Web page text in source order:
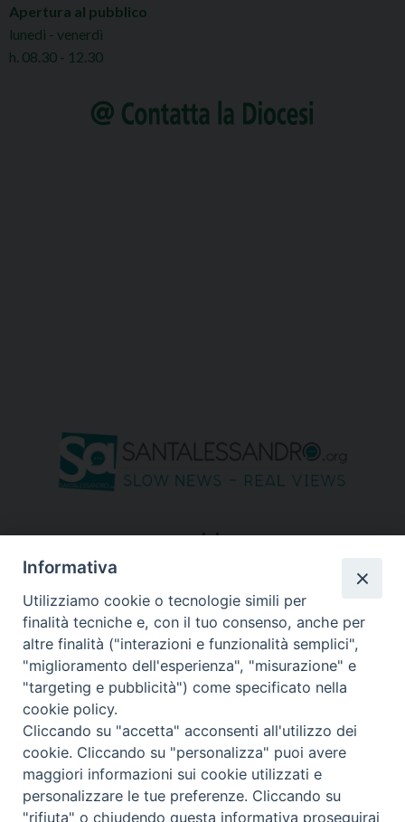
Apertura al pubblico
lunedì - venerdì
h. 08.30 - 12.30
seguici su
Informativa
Utilizziamo cookie o tecnologie simili per
finalità tecniche e, con il tuo consenso, anche per
altre finalità ("interazioni e funzionalità semplici",
"miglioramento dell'esperienza", "misurazione" e
"targeting e pubblicità") come specificato nella
cookie policy.
Cliccando su "accetta" acconsenti all'utilizzo dei
cookie. Cliccando su "personalizza" puoi avere
maggiori informazioni sui cookie utilizzati e
personalizzare le tue preferenze. Cliccando su
"rifiuta" o chiudendo questa informativa proseguirai